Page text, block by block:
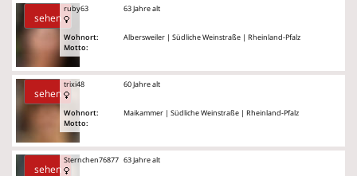
sehen
ruby63
Wohnort:
Motto:
63 Jahre alt
Albersweiler | Südliche Weinstraße | Rheinland-Pfalz
sehen
trixi48
Wohnort:
Motto:
60 Jahre alt
Maikammer | Südliche Weinstraße | Rheinland-Pfalz
sehen
Sternchen76877 63 Jahre alt